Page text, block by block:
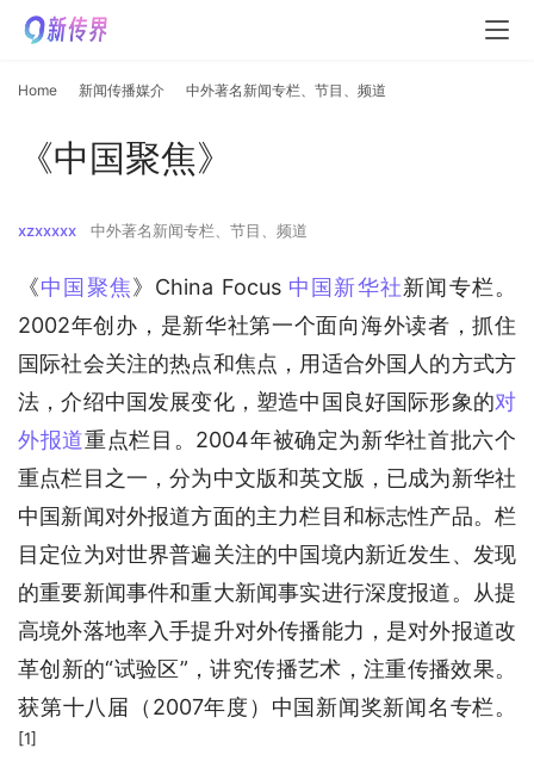
Home 新闻传播媒介 中外著名新闻专栏、节目、频道
《中国聚焦》
xzxxxxx 中外著名新闻专栏、节目、频道
《中国聚焦》China Focus 中国新华社新闻专栏。
2002年创办，是新华社第一个面向海外读者，抓住
国际社会关注的热点和焦点，用适合外国人的方式方
法，介绍中国发展变化，塑造中国良好国际形象的对
外报道重点栏目。2004年被确定为新华社首批六个
重点栏目之一，分为中文版和英文版，已成为新华社
中国新闻对外报道方面的主力栏目和标志性产品。栏
目定位为对世界普遍关注的中国境内新近发生、发现
的重要新闻事件和重大新闻事实进行深度报道。从提
高境外落地率入手提升对外传播能力，是对外报道改
革创新的“试验区”，讲究传播艺术，注重传播效果。
获第十八届（2007年度）中国新闻奖新闻名专栏。
[1]